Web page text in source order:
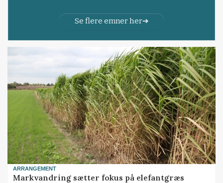
Se flere emner her
ARRANGEMENT
Markvandring sætter fokus på elefantgræs